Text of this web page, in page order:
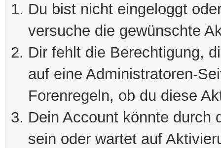
Du bist nicht eingeloggt
versuche die gewünschte
Dir fehlt die Berechtigung,
auf eine Administratoren-
Forenregeln, ob du diese
Dein Account könnte durch
sein oder wartet auf